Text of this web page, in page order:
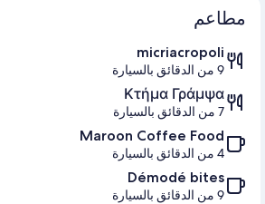
مطاعم
micriacropoli
9 من الدقائق بالسيارة
Κτήμα Γράμψα
7 من الدقائق بالسيارة
Maroon Coffee Food
4 من الدقائق بالسيارة
Démodé bites
9 من الدقائق بالسيارة